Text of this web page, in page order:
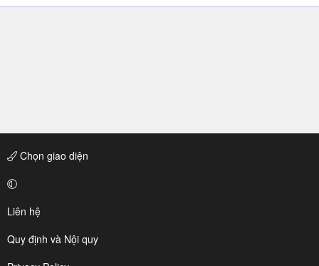
Chọn giao diện
Liên hệ
Quy định và Nội quy